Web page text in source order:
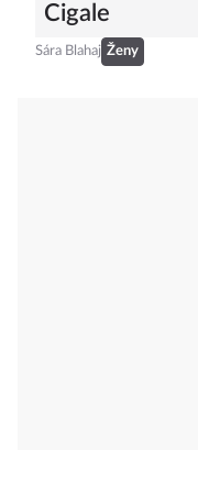
Cigale
Sára Blahaj Ženy